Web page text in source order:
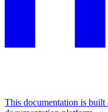
This documentation is